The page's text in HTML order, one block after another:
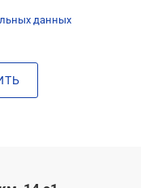
данных